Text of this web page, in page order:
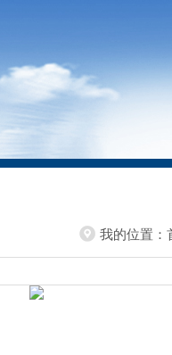
我的位置：